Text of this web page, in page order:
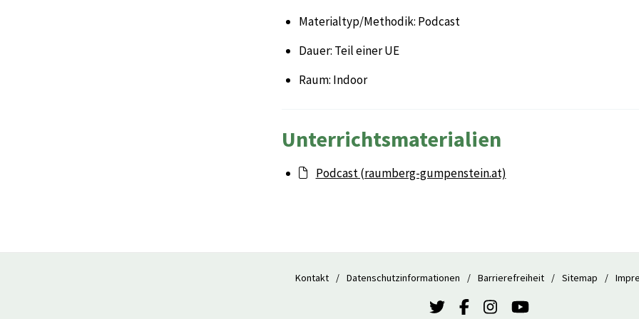
Materialtyp/Methodik: Podcast
Dauer: Teil einer UE
Raum: Indoor
Unterrichtsmaterialien
Podcast (raumberg-gumpenstein.at)
Kontakt Datenschutzinformationen Barrierefreiheit Sitemap